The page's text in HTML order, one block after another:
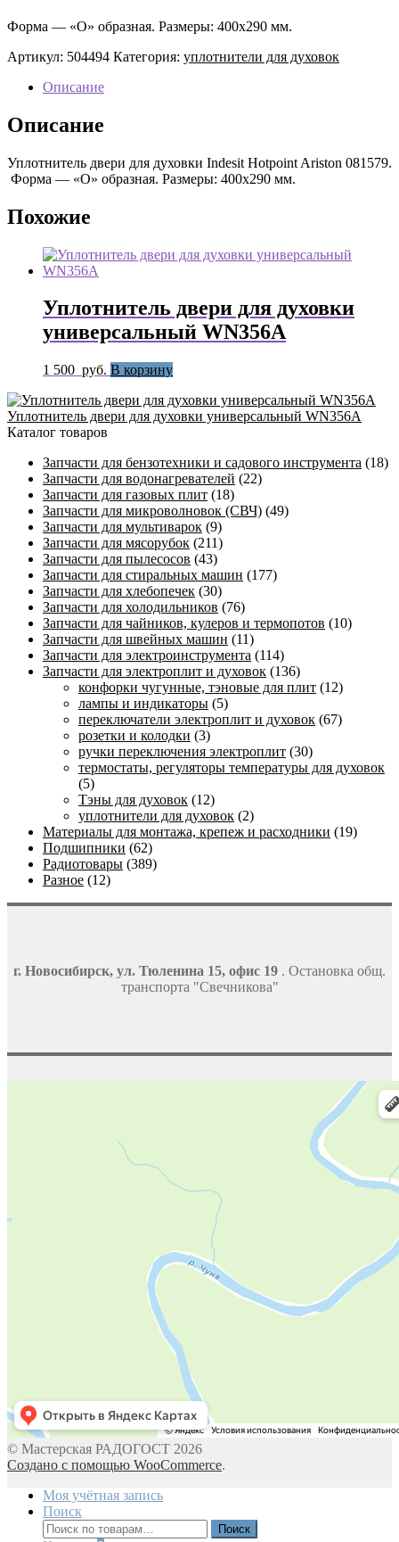
Форма — «О» образная. Размеры: 400х290 мм.
Артикул: 504494 Категория: уплотнители для духовок
Описание
Описание
Уплотнитель двери для духовки Indesit Hotpoint Ariston 081579.
Форма — «О» образная. Размеры: 400х290 мм.
Похожие
Уплотнитель двери для духовки
универсальный WN356A
1 500 руб. В корзину
Уплотнитель двери для духовки универсальный WN356A
Каталог товаров
Запчасти для бензотехники и садового инструмента (18)
Запчасти для водонагревателей (22)
Запчасти для газовых плит (18)
Запчасти для микроволновок (СВЧ) (49)
Запчасти для мультиварок (9)
Запчасти для мясорубок (211)
Запчасти для пылесосов (43)
Запчасти для стиральных машин (177)
Запчасти для хлебопечек (30)
Запчасти для холодильников (76)
Запчасти для чайников, кулеров и термопотов (10)
Запчасти для швейных машин (11)
Запчасти для электроинструмента (114)
Запчасти для электроплит и духовок (136)
конфорки чугунные, тэновые для плит (12)
лампы и индикаторы (5)
переключатели электроплит и духовок (67)
розетки и колодки (3)
ручки переключения электроплит (30)
термостаты, регуляторы температуры для духовок
(5)
Тэны для духовок (12)
уплотнители для духовок (2)
Материалы для монтажа, крепеж и расходники (19)
Подшипники (62)
Радиотовары (389)
Разное (12)
г. Новосибирск, ул. Тюленина 15, офис 19 . Остановка общ.
транспорта "Свечникова"
© Мастерская РАДОГОСТ 2026
Создано с помощью WooCommerce.
Моя учётная запись
Поиск
Искать:
Поиск